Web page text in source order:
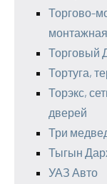
Торгово-
Торговый
Тортуга,
Торэкс,
дверей
Три
Тыгын
УАЗ Авто